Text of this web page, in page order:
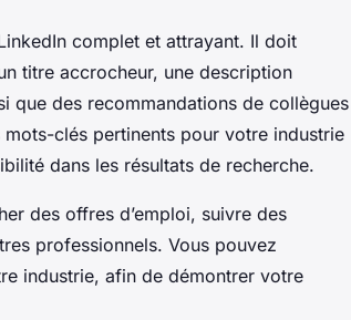
complet et attrayant. Il doit
titre accrocheur, une description
que des recommandations de collègues
clés pertinents pour votre industrie
dans les résultats de recherche.
des offres d’emploi, suivre des
professionnels. Vous pouvez
industrie, afin de démontrer votre